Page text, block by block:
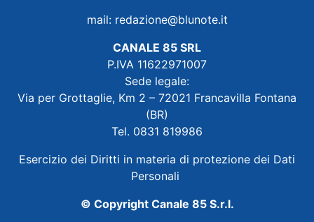
mail: redazione@blunote.it
CANALE 85 SRL
P.IVA 11622971007
Sede legale:
Via per Grottaglie, Km 2 – 72021 Francavilla Fontana
(BR)
Tel. 0831 819986
Esercizio dei Diritti in materia di protezione dei Dati
Personali
© Copyright Canale 85 S.r.l.